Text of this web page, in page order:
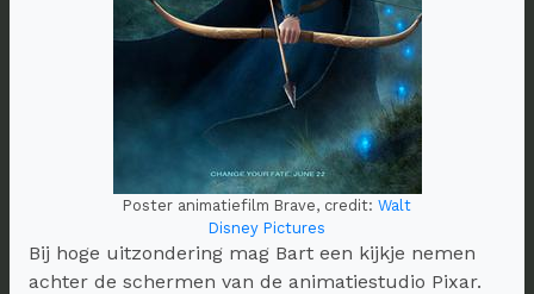
Poster animatiefilm Brave, credit: Walt
Disney Pictures
Bij hoge uitzondering mag Bart een kijkje nemen
achter de schermen van de animatiestudio Pixar.